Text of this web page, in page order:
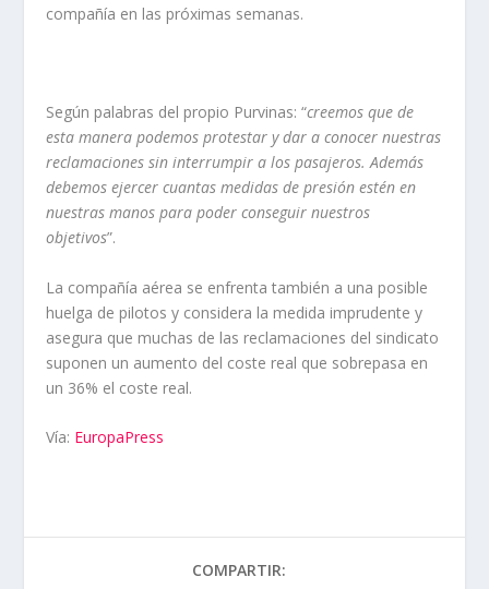
compañía en las próximas semanas.
Según palabras del propio Purvinas: “creemos que de
esta manera podemos protestar y dar a conocer nuestras
reclamaciones sin interrumpir a los pasajeros. Además
debemos ejercer cuantas medidas de presión estén en
nuestras manos para poder conseguir nuestros
objetivos”.
La compañía aérea se enfrenta también a una posible
huelga de pilotos y considera la medida imprudente y
asegura que muchas de las reclamaciones del sindicato
suponen un aumento del coste real que sobrepasa en
un 36% el coste real.
Vía: EuropaPress
COMPARTIR: